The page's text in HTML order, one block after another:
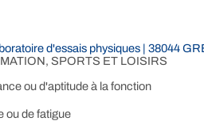
d'essais physiques | 38044
SPORTS ET LOISIRS
ou d'aptitude à la fonction
ou de fatigue